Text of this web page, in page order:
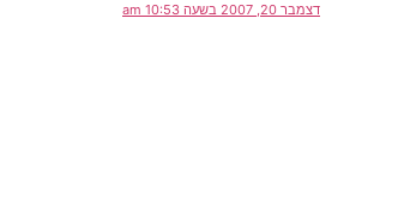
דצמבר 20, 2007 בשעה 10:53 am